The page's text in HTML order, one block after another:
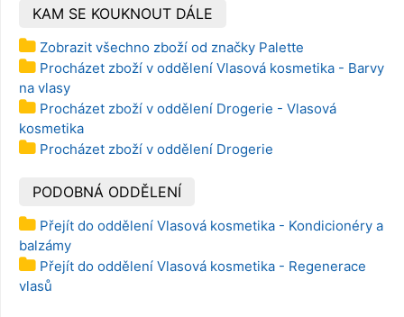
KAM SE KOUKNOUT DÁLE
Zobrazit všechno zboží od značky Palette
Procházet zboží v oddělení Vlasová kosmetika - Barvy
na vlasy
Procházet zboží v oddělení Drogerie - Vlasová
kosmetika
Procházet zboží v oddělení Drogerie
PODOBNÁ ODDĚLENÍ
Přejít do oddělení Vlasová kosmetika - Kondicionéry a
balzámy
Přejít do oddělení Vlasová kosmetika - Regenerace
vlasů